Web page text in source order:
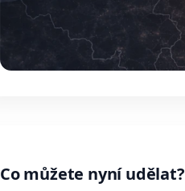
Co můžete nyní udělat?